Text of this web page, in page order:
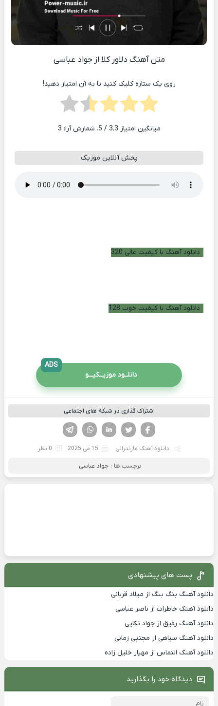
متن آهنگ دلاور کلا از جواد عباسی
روی یک ستاره کلیک کنید تا به آن امتیاز دهید!
میانگین امتیاز 3.3 / 5. شمارش آرا: 3
پخش آنلاین موزیک
دانلود آهنگ با کیفیت عالی 320
دانلود آهنگ با کیفیت خوب 128
دانلــود موزیــکیـــو
ADS
اشتراک گذاری در شبکه های اجتماعی
لینکدین تویتر
فیسوک
دانلود آهنگ مازندرانی 15 می 2025 0 نظر
برچسب ها : جواد عباسی
پست های پیشنهادی
دانلود آهنگ بنگ بنگ از میلاد قربانی
دانلود آهنگ خاطرات از ناصر عباسی
دانلود آهنگ رفیق از جواد نکایی
دانلود آهنگ سیاهی از مجتبی زمانی
دانلود آهنگ التماس از مهیار خلیل زاده
دیدگاه خود را بگذارید